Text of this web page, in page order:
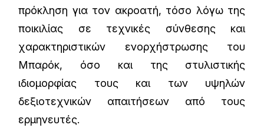
πρόκληση για τον ακροατή, τόσο λόγω της
ποικιλίας σε τεχνικές σύνθεσης και
χαρακτηριστικών ενορχήστρωσης του
Μπαρόκ, όσο και της στυλιστικής
ιδιομορφίας τους και των υψηλών
δεξιοτεχνικών απαιτήσεων από τους
ερμηνευτές.